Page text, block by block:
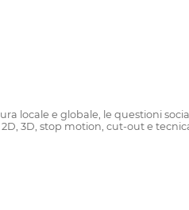
locale e globale, le questioni
3D, stop motion, cut-out e